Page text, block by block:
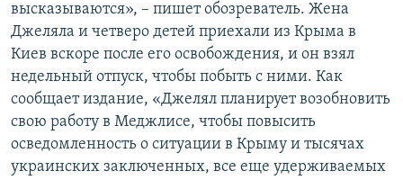
высказываются», – пишет обозреватель. Жена
Джеляла и четверо детей приехали из Крыма в
Киев вскоре после его освобождения, и он взял
недельный отпуск, чтобы побыть с ними. Как
сообщает издание, «Джелял планирует возобновить
свою работу в Меджлисе, чтобы повысить
осведомленность о ситуации в Крыму и тысячах
украинских заключенных, все еще удерживаемых